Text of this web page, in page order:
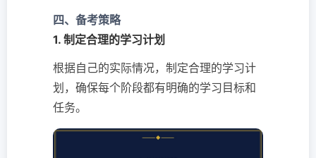
四、备考策略
1. 制定合理的学习计划
根据自己的实际情况，制定合理的学习计
划，确保每个阶段都有明确的学习目标和
任务。